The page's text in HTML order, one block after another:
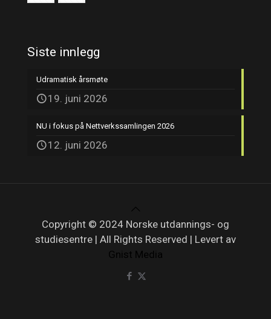
Siste innlegg
Udramatisk årsmøte
19. juni 2026
NU i fokus på Nettverkssamlingen 2026
12. juni 2026
Copyright © 2024 Norske utdannings- og
studiesentre | All Rights Reserved | Levert av
Gnist Media